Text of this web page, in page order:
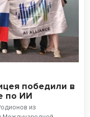
победили в
по ИИ
из